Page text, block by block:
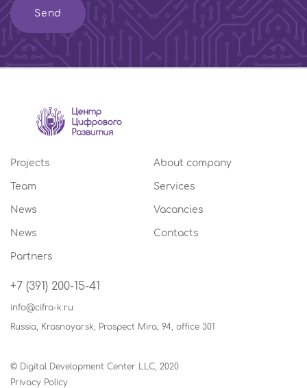
Send
Projects About company
Team Services
News Vacancies
News Contacts
Partners
+7 (391) 200-15-41
info@cifra-k.ru
Russia, Krasnoyarsk, Prospect Mira, 94, office 301
© Digital Development Center LLC, 2020
Privacy Policy